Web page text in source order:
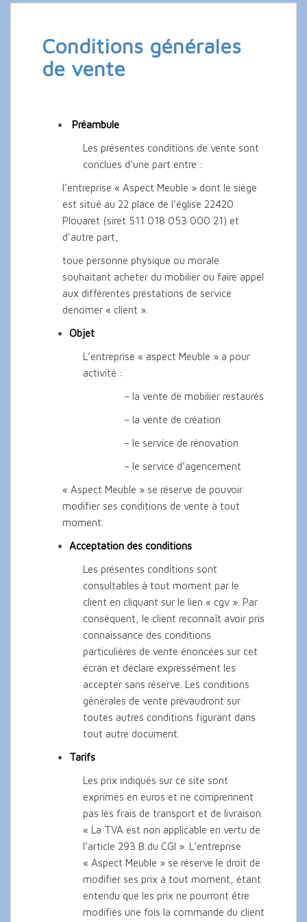
Conditions générales
de vente
Préambule
Les présentes conditions de vente sont
conclues d’une part entre :
l’entreprise « Aspect Meuble » dont le siège
est situé au 22 place de l’église 22420
Plouaret (siret 511 018 053 000 21) et
d’autre part,
toue personne physique ou morale
souhaitant acheter du mobilier ou faire appel
aux différentes préstations de service
denomer « client ».
Objet
L’entreprise « aspect Meuble » a pour
activité :
– la vente de mobilier restaurés
– la vente de création
– le service de rénovation
– le service d’agencement
« Aspect Meuble » se réserve de pouvoir
modifier ses conditions de vente à tout
moment.
Acceptation des conditions
Les présentes conditions sont
consultables à tout moment par le
client en cliquant sur le lien « cgv ». Par
conséquent, le client reconnaît avoir pris
connaissance des conditions
particulières de vente énoncées sur cet
écran et déclare expressément les
accepter sans réserve. Les conditions
générales de vente prévaudront sur
toutes autres conditions figurant dans
tout autre document.
Tarifs
Les prix indiqués sur ce site sont
exprimés en euros et ne comprennent
pas les frais de transport et de livraison.
« La TVA est non applicable en vertu de
l’article 293 B du CGI ». L’entreprise
« Aspect Meuble » se réserve le droit de
modifier ses prix à tout moment, étant
entendu que les prix ne pourront être
modifiés une fois la commande du client